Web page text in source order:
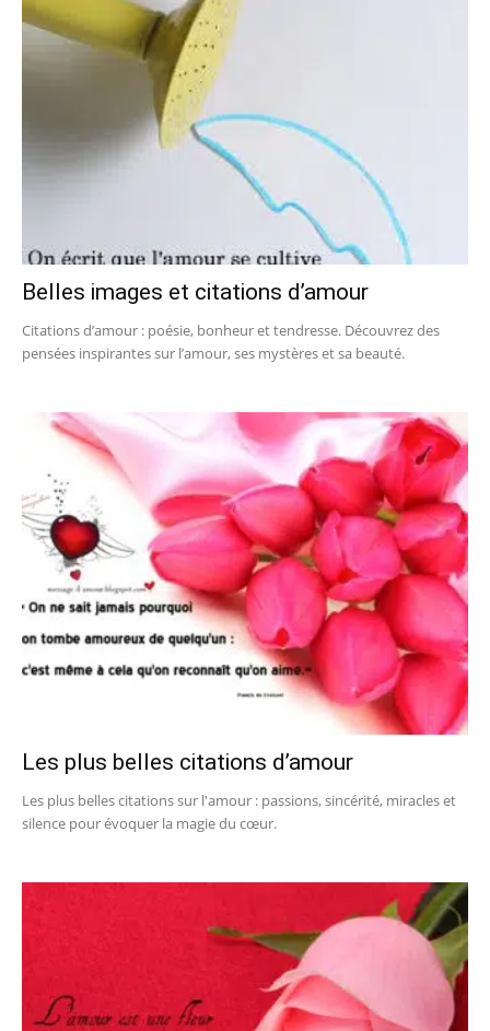
Belles images et citations d’amour
Citations d’amour : poésie, bonheur et tendresse. Découvrez des
pensées inspirantes sur l’amour, ses mystères et sa beauté.
Les plus belles citations d’amour
Les plus belles citations sur l'amour : passions, sincérité, miracles et
silence pour évoquer la magie du cœur.